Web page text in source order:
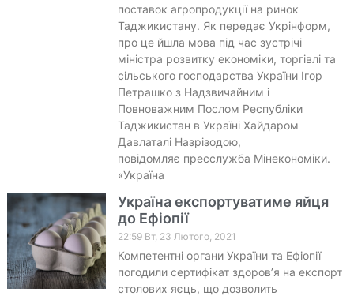
поставок агропродукції на ринок
Таджикистану. Як передає Укрінформ,
про це йшла мова під час зустрічі
міністра розвитку економіки, торгівлі та
сільського господарства України Ігор
Петрашко з Надзвичайним і
Повноважним Послом Республіки
Таджикистан в Україні Хайдаром
Давлаталі Назрізодою,
повідомляє пресслужба Мінекономіки.
«Україна
Україна експортуватиме яйця
до Ефіопії
22:59 Вт, 23 Лютого, 2021
Компетентні органи України та Ефіопії
погодили сертифікат здоров’я на експорт
столових яєць, що дозволить